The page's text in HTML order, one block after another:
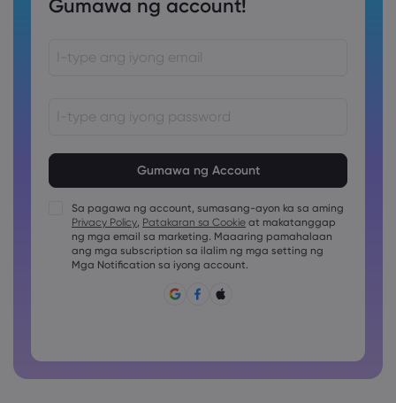
Gumawa ng account!
Ang password ay dapat maglalaman ng hindi bababa sa
Ang password ay dapat maglalaman ng hindi bababa sa
1 uppercase na karakter
Ang password ay dapat maglalaman ng hindi bababa sa
1 lowercase na karakter
Sa pagawa ng account, sumasang-ayon ka sa aming
Privacy Policy, Patakaran sa Cookie at makatanggap
ng mga email sa marketing. Maaaring pamahalaan
ang mga subscription sa ilalim ng mga setting ng
Mga Notification sa iyong account.